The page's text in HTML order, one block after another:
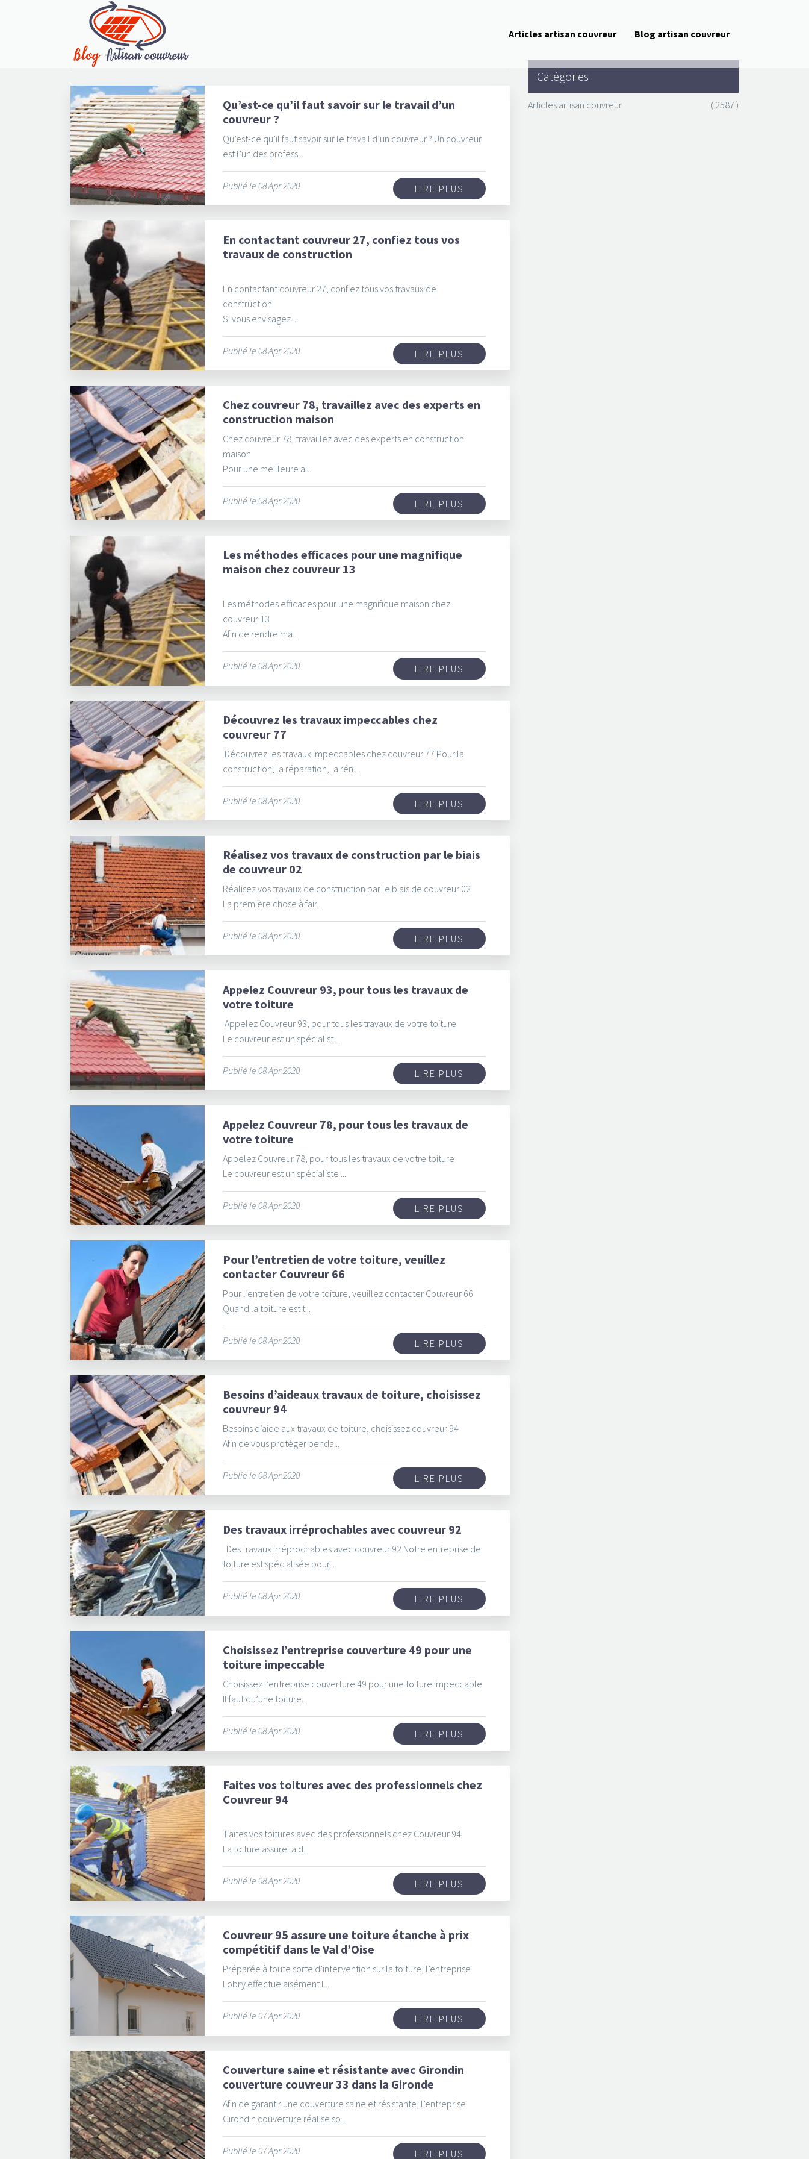
Articles artisan couvreur Blog artisan couvreur
Qu’est-ce qu’il faut savoir sur le travail d’un
couvreur ?
Qu’est-ce qu’il faut savoir sur le travail d’un couvreur ? Un couvreur
est l’un des profess...
Publié le 08 Apr 2020 LIRE PLUS
En contactant couvreur 27, confiez tous vos
travaux de construction
En contactant couvreur 27, confiez tous vos travaux de
construction
Si vous envisagez...
Publié le 08 Apr 2020 LIRE PLUS
Chez couvreur 78, travaillez avec des experts en
construction maison
Chez couvreur 78, travaillez avec des experts en construction
maison
Pour une meilleure al...
Publié le 08 Apr 2020 LIRE PLUS
Les méthodes efficaces pour une magnifique
maison chez couvreur 13
Les méthodes efficaces pour une magnifique maison chez
couvreur 13
Afin de rendre ma...
Publié le 08 Apr 2020 LIRE PLUS
Découvrez les travaux impeccables chez
couvreur 77
Découvrez les travaux impeccables chez couvreur 77 Pour la
construction, la réparation, la rén...
Publié le 08 Apr 2020 LIRE PLUS
Réalisez vos travaux de construction par le biais
de couvreur 02
Réalisez vos travaux de construction par le biais de couvreur 02
La première chose à fair...
Publié le 08 Apr 2020 LIRE PLUS
Appelez Couvreur 93, pour tous les travaux de
votre toiture
Appelez Couvreur 93, pour tous les travaux de votre toiture
Le couvreur est un spécialist...
Publié le 08 Apr 2020 LIRE PLUS
Appelez Couvreur 78, pour tous les travaux de
votre toiture
Appelez Couvreur 78, pour tous les travaux de votre toiture
Le couvreur est un spécialiste ...
Publié le 08 Apr 2020 LIRE PLUS
Pour l’entretien de votre toiture, veuillez
contacter Couvreur 66
Pour l’entretien de votre toiture, veuillez contacter Couvreur 66
Quand la toiture est t...
Publié le 08 Apr 2020 LIRE PLUS
Besoins d’aideaux travaux de toiture, choisissez
couvreur 94
Besoins d’aide aux travaux de toiture, choisissez couvreur 94
Afin de vous protéger penda...
Publié le 08 Apr 2020 LIRE PLUS
Des travaux irréprochables avec couvreur 92
Des travaux irréprochables avec couvreur 92 Notre entreprise de
toiture est spécialisée pour...
Publié le 08 Apr 2020 LIRE PLUS
Choisissez l’entreprise couverture 49 pour une
toiture impeccable
Choisissez l’entreprise couverture 49 pour une toiture impeccable
Il faut qu’une toiture...
Publié le 08 Apr 2020 LIRE PLUS
Faites vos toitures avec des professionnels chez
Couvreur 94
Faites vos toitures avec des professionnels chez Couvreur 94
La toiture assure la d...
Publié le 08 Apr 2020 LIRE PLUS
Couvreur 95 assure une toiture étanche à prix
compétitif dans le Val d’Oise
Préparée à toute sorte d’intervention sur la toiture, l’entreprise
Lobry effectue aisément l...
Publié le 07 Apr 2020 LIRE PLUS
Couverture saine et résistante avec Girondin
couverture couvreur 33 dans la Gironde
Afin de garantir une couverture saine et résistante, l’entreprise
Girondin couverture réalise so...
Publié le 07 Apr 2020 LIRE PLUS
Catégories
Articles artisan couvreur ( 2587 )